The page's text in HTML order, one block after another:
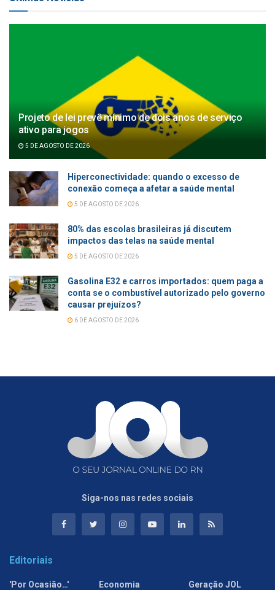
Projeto de lei prevê mínimo de dois anos de serviço
ativo para jogos
5 DE AGOSTO DE 2026
Hiperconectividade: quando o excesso de
conexão começa a afetar a saúde mental
5 DE AGOSTO DE 2026
80% das escolas brasileiras já discutem
impactos das telas na saúde mental
5 DE AGOSTO DE 2026
Gasolina E32 e carros importados: quem paga a
conta se o combustível autorizado pelo governo
causar prejuízos?
6 DE AGOSTO DE 2026
Siga-nos nas redes sociais
Editoriais
'Por Ocasião…'
Economia
Geração JOL